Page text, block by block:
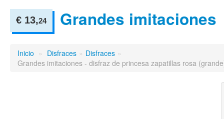
€ 13,24 Grandes imitaciones
Inicio » Disfraces » Disfraces »
Grandes imitaciones - disfraz de princesa zapatillas rosa